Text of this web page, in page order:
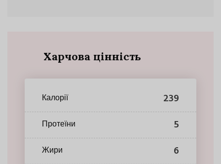
Харчова цінність
Калорії 239
Протеїни 5
Жири 6